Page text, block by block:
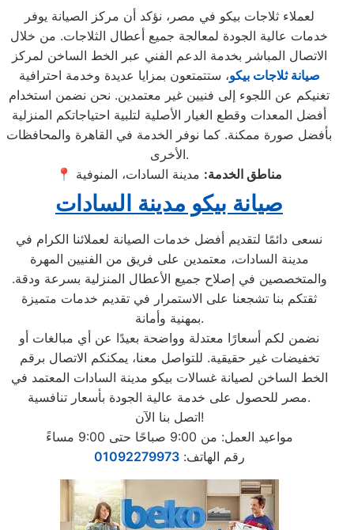
لعملاء ثلاجات بيكو في مصر، نؤكد أن مركز الصيانة يوفر
خدمات عالية الجودة لمعالجة جميع أعطال الثلاجات. من خلال
الاتصال المباشر بخدمة الدعم الفني عبر الخط الساخن لمركز
صيانةثلاجات بيكو، ستتمتعون بمزايا عديدة وخدمة احترافية
تغنيكم عن اللجوء إلى فنيين غير معتمدين. نحن نضمن استخدام
أفضل المعدات وقطع الغيار الأصلية لتلبية احتياجاتكم المنزلية
بأفضل صورة ممكنة. كما نوفر الخدمة في القاهرة والمحافظات
الأخرى.
📍
مناطق الخدمة: مدينة السادات، المنوفية
صيانة بيكو مدينة السادات
نسعى دائمًا لتقديم أفضل خدمات الصيانة لعملائنا الكرام في
مدينة السادات، معتمدين على فريق من الفنيين المهرة
والمتخصصين في إصلاح جميع الأعطال المنزلية بسرعة ودقة.
ثقتكم بنا تشجعنا على الاستمرار في تقديم خدمات متميزة
بمهنية وأمانة.
نضمن لكم أسعارًا معتدلة وواضحة بعيدًا عن أي مبالغات أو
تخفيضات غير حقيقية. للتواصل معنا، يمكنكم الاتصال برقم
الخط الساخن لصيانة غسالات بيكو مدينة السادات المعتمد في
مصر للحصول على خدمة عالية الجودة بأسعار تنافسية.
اتصل بنا الآن!
مواعيد العمل: من 9:00 صباحًا حتى 9:00 مساءً
رقم الهاتف:01092279973